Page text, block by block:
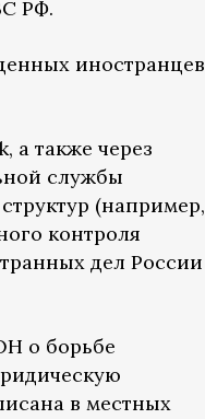
РФ.
иностранцев
а также через
службы
(например,
контроля
дел России
о борьбе
в местных